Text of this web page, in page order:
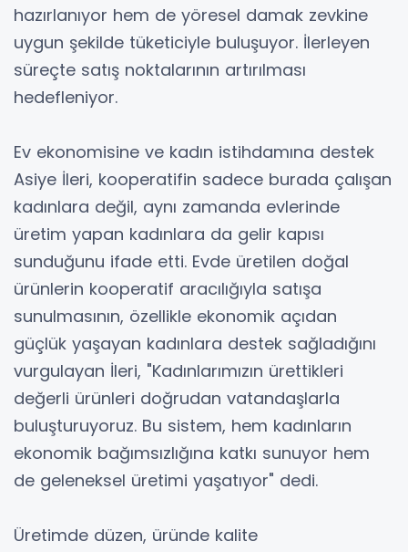
hazırlanıyor hem de yöresel damak zevkine
uygun şekilde tüketiciyle buluşuyor. İlerleyen
süreçte satış noktalarının artırılması
hedefleniyor.
Ev ekonomisine ve kadın istihdamına destek
Asiye İleri, kooperatifin sadece burada çalışan
kadınlara değil, aynı zamanda evlerinde
üretim yapan kadınlara da gelir kapısı
sunduğunu ifade etti. Evde üretilen doğal
ürünlerin kooperatif aracılığıyla satışa
sunulmasının, özellikle ekonomik açıdan
güçlük yaşayan kadınlara destek sağladığını
vurgulayan İleri, "Kadınlarımızın ürettikleri
değerli ürünleri doğrudan vatandaşlarla
buluşturuyoruz. Bu sistem, hem kadınların
ekonomik bağımsızlığına katkı sunuyor hem
de geleneksel üretimi yaşatıyor" dedi.
Üretimde düzen, üründe kalite